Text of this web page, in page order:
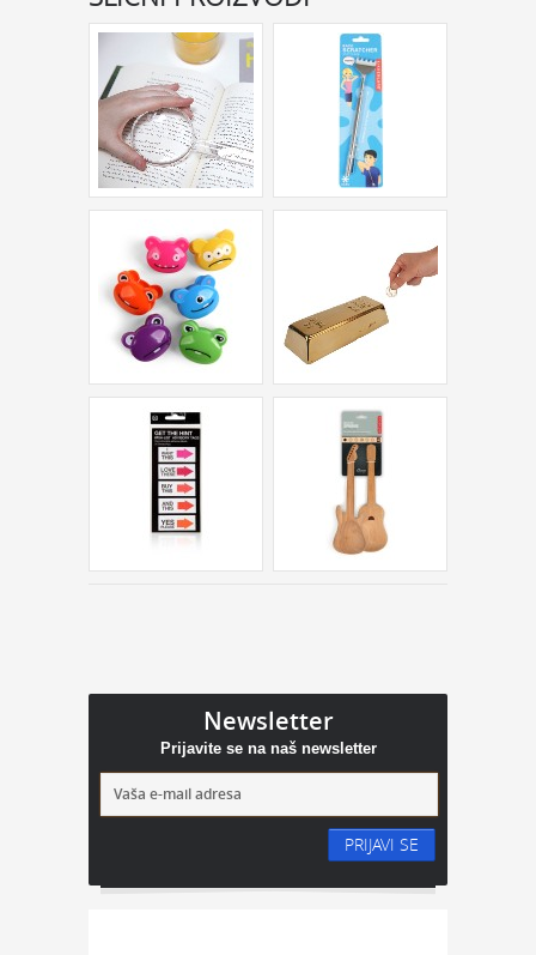
Newsletter
Prijavite se na naš newsletter
PRIJAVI SE